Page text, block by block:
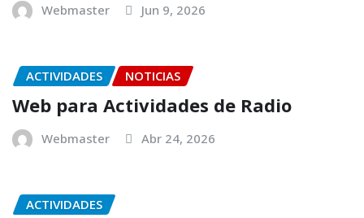
Webmaster Jun 9, 2026
ACTIVIDADES NOTICIAS
Web para Actividades de Radio
Webmaster Abr 24, 2026
ACTIVIDADES